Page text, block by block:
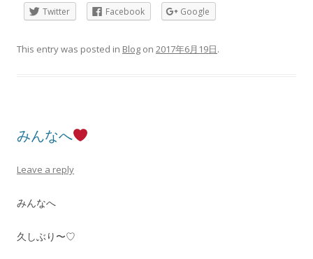
Twitter
Facebook Google
This entry was posted in Blog on 2017年6月19日.
みんなへ
Leave a reply
みんなへ
久しぶり〜♡